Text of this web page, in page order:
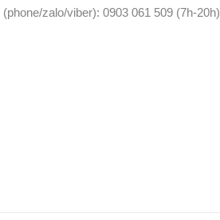
zalo/viber): 0903 061 509 (7h-20h)